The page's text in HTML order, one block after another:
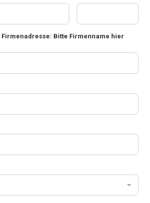
Bitte Firmenname hier